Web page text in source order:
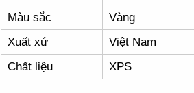
Màu sắc
Vàng
Xuất xứ
Việt Nam
Chất liệu
XPS